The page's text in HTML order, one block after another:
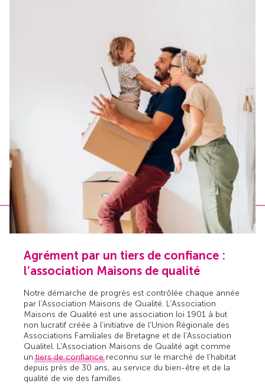
Agrément par un tiers de confiance :
l’association Maisons de qualité
Notre démarche de progrès est contrôlée chaque année
par l’Association Maisons de Qualité. L’Association
Maisons de Qualité est une association loi 1901 à but
non lucratif créée à l’initiative de l’Union Régionale des
Associations Familiales de Bretagne et de l’Association
Qualitel. L’Association Maisons de Qualité agit comme
untiers de confiancereconnu sur le marché de l’habitat
depuis près de 30 ans, au service du bien-être et de la
qualité de vie des familles.